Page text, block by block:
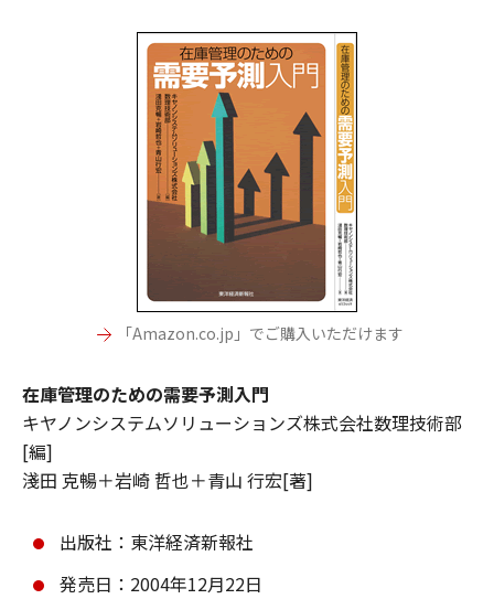
「Amazon.co.jp」でご購入いただけます
在庫管理のための需要予測入門
キヤノンシステムソリューションズ株式会社数理技術部
[編]
淺田 克暢＋岩崎 哲也＋青山 行宏[著]
出版社：東洋経済新報社
発売日：2004年12月22日